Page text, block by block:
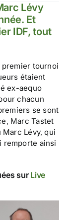
Lévy
Et
IDF, tout
premier tournoi
étaient
ex-aequo
chacun
se sont
Marc Tastet
Lévy, qui
remporte ainsi
sur Live